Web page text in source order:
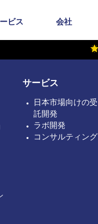
ビス 会社
サービス
日本市場向けの受
託開発
ラボ開発
コンサルティング